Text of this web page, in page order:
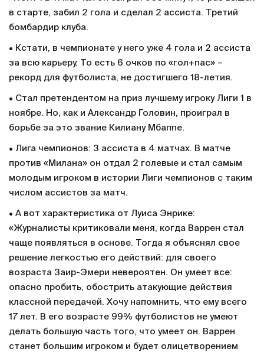
в старте, забил 2 гола и сделал 2 ассиста. Третий
бомбардир клуба.
• Кстати, в чемпионате у него уже 4 гола и 2 ассиста
за всю карьеру. То есть 6 очков по «гол+пас» –
рекорд для футболиста, не достигшего 18-летия.
• Стал претендентом на приз лучшему игроку Лиги 1 в
ноябре. Но, как и Александр Головин, проиграл в
борьбе за это звание Килиану Мбаппе.
• Лига чемпионов: 3 ассиста в 4 матчах. В матче
против «Милана» он отдал 2 голевые и стал самым
молодым игроком в истории Лиги чемпионов с таким
числом ассистов за матч.
• А вот характеристика от Луиса Энрике:
«Журналисты критиковали меня, когда Варрен стал
чаще появляться в основе. Тогда я объяснял свое
решение легкостью его действий: для своего
возраста Заир-Эмери невероятен. Он умеет все:
опасно пробить, обострить атакующие действия
классной передачей. Хочу напомнить, что ему всего
17 лет. В его возрасте 99% футболистов не умеют
делать большую часть того, что умеет он. Варрен
станет большим игроком и будет олицетворением